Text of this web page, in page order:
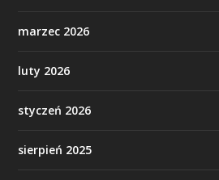
marzec 2026
luty 2026
styczeń 2026
sierpień 2025